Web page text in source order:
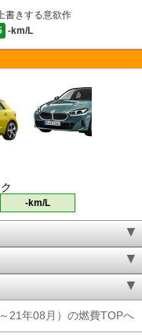
書きする意欲作
-km/L
-km/L
21年08月）の燃費TOPへ